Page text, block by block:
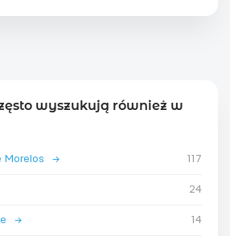
wyszukują również w
Morelos → 117
24
→ 14